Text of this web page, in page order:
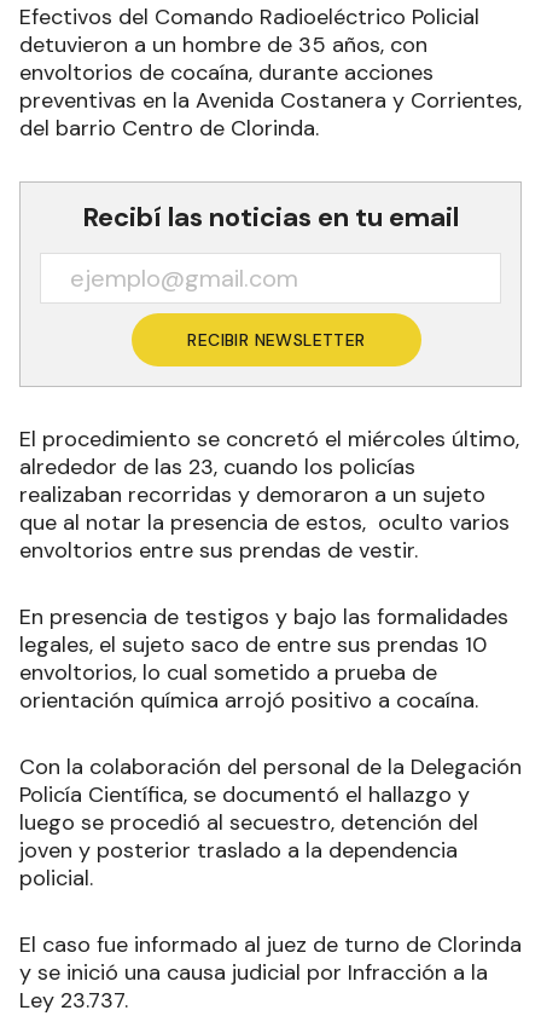
Efectivos del Comando Radioeléctrico Policial
detuvieron a un hombre de 35 años, con
envoltorios de cocaína, durante acciones
preventivas en la Avenida Costanera y Corrientes,
del barrio Centro de Clorinda.
Recibí las noticias en tu email
RECIBIR NEWSLETTER
El procedimiento se concretó el miércoles último,
alrededor de las 23, cuando los policías
realizaban recorridas y demoraron a un sujeto
que al notar la presencia de estos, oculto varios
envoltorios entre sus prendas de vestir.
En presencia de testigos y bajo las formalidades
legales, el sujeto saco de entre sus prendas 10
envoltorios, lo cual sometido a prueba de
orientación química arrojó positivo a cocaína.
Con la colaboración del personal de la Delegación
Policía Científica, se documentó el hallazgo y
luego se procedió al secuestro, detención del
joven y posterior traslado a la dependencia
policial.
El caso fue informado al juez de turno de Clorinda
y se inició una causa judicial por Infracción a la
Ley 23.737.